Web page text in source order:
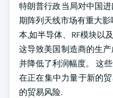
特朗普行政当局对中国
期阵列天线市场有重大
本,如半导体、RF模块以
这导致美国制造商的生
并降低了利润幅度。 这
在正在集中力量于新的
的贸易风险.